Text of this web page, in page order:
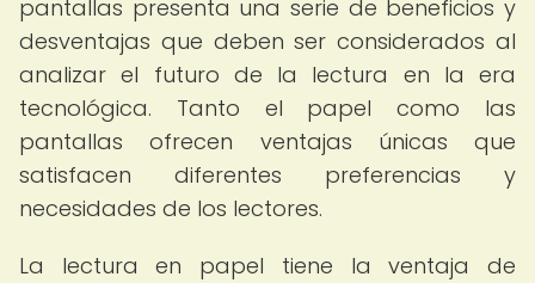
pantallas presenta una serie de beneficios y
desventajas que deben ser considerados al
analizar el futuro de la lectura en la era
tecnológica. Tanto el papel como las
pantallas ofrecen ventajas únicas que
satisfacen diferentes preferencias y
necesidades de los lectores.
La lectura en papel tiene la ventaja de